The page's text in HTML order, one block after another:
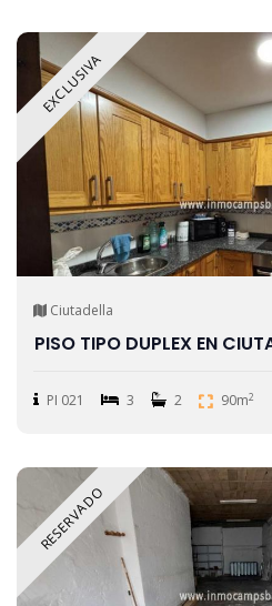
EXCLUSIVA
Ciutadella
PISO TIPO DUPLEX EN
PI 021 3 2 90m2
RESERVADO